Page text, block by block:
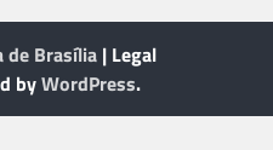
de Brasília | Legal
byWordPress.